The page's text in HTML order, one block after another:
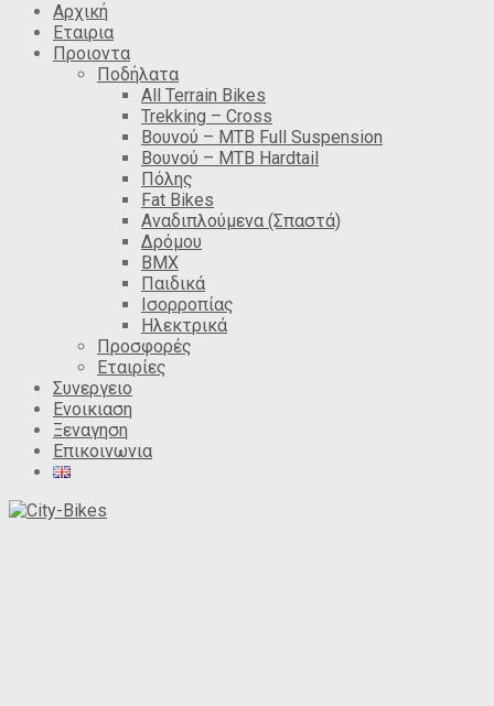
Αρχική
Εταιρια
Προιοντα
Ποδήλατα
All Terrain Bikes
Trekking – Cross
Βουνού – MTB Full Suspension
Βουνού – MTB Hardtail
Πόλης
Fat Bikes
Αναδιπλούμενα (Σπαστά)
Δρόμου
BMX
Παιδικά
Ισορροπίας
Ηλεκτρικά
Προσφορές
Εταιρίες
Συνεργειο
Ενοικιαση
Ξεναγηση
Επικοινωνια